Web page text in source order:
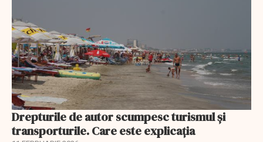
Drepturile de autor scumpesc turismul și
transporturile. Care este explicația